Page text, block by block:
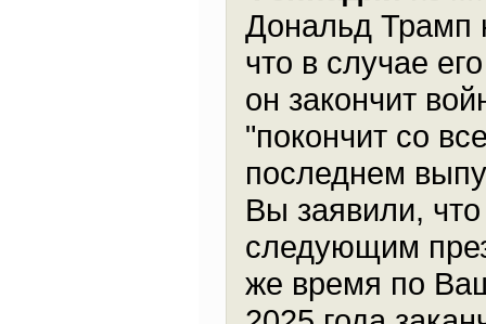
Дональд Трамп
что в случае
он закончит
"покончит со
последнем
Вы заявили,
следующим
же время по